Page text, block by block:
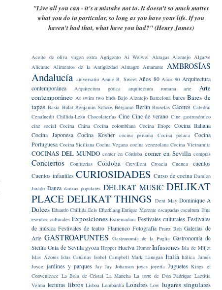
"Live all you can - it's a mistake not to. It doesn't so much matter
what you do in particular, so long as you have your life. If you
haven't had that, what have you had?" (Henry James)
Aceite de oliva virgen extra Agrigento Ai Weiwei Akragas Alentejo Algarve
Alicante Alimentos de la Antigüedad Almagro Amarante AMBROSÍAS
Andalucía aniversario Annie B. Sweet Años 80 Años 90 Arquitectura
contemporánea
Arquitectura gótica arquitectura romana arte
Arte
contemporáneo At swim two birds Bajo Alentejo Barcelona bares Bares de
tapas Basia Bulat Benjamin Schoos Bérgamo Berlín Bruselas Cáceres Catedral
CenaInedit Chillida-Leku Chocolaterías Cine Cine de verano Cine gastronómico
cine social Cocina China Cocina colombiana Cocina Etíope Cocina Italiana
Cocina Japonesa Cocina Kosher cocina peruana Cocina polaca
Cocina
Portuguesa Cocina Siciliana Cocina Vegana cocina venezolana Cocina Vietnamita
COCINAS DEL MUNDO comer en Córdoba comer en Sevilla compras
Conciertos Confiterías Córdoba Crevillent Croacia Cuenca
cuentos
Cuentos infantiles CURIOSIDADES Curso de cocina Damien
Jurado Danza danzas populares DELIKAT MUSIC DELIKAT
PLACE DELIKAT THINGS Dent May Dominique A
Dulces Eduardo Chillida Eels Efterklang Enrique Morente escapadas escultura Etna
eventos culturales Exposiciones Extremadura Festivales culturales Festivales
de música Festivales de teatro Flamenco Fotografía Franz Roh Galerías de
Arte GASTROAPUNTES Gastronomía de la Puglia Gastronomía de
Sicilia Guía de Sevilla gyoza Hopper Huelva Humor Infusiones Isla de Miljet
Islas Azores Islas Canarias Isobel Campbell Mark Lanegan Italia Itálica James
Joyce jardines y parques Jay Jay Johanson joyas joyería Juguetes Kings of
Convenience La Bola de Cristal La Mancha La torre de Don Fadrique Laetitia
Velma lecturas libros Lisboa Lombardía Londres Low lugares singulares